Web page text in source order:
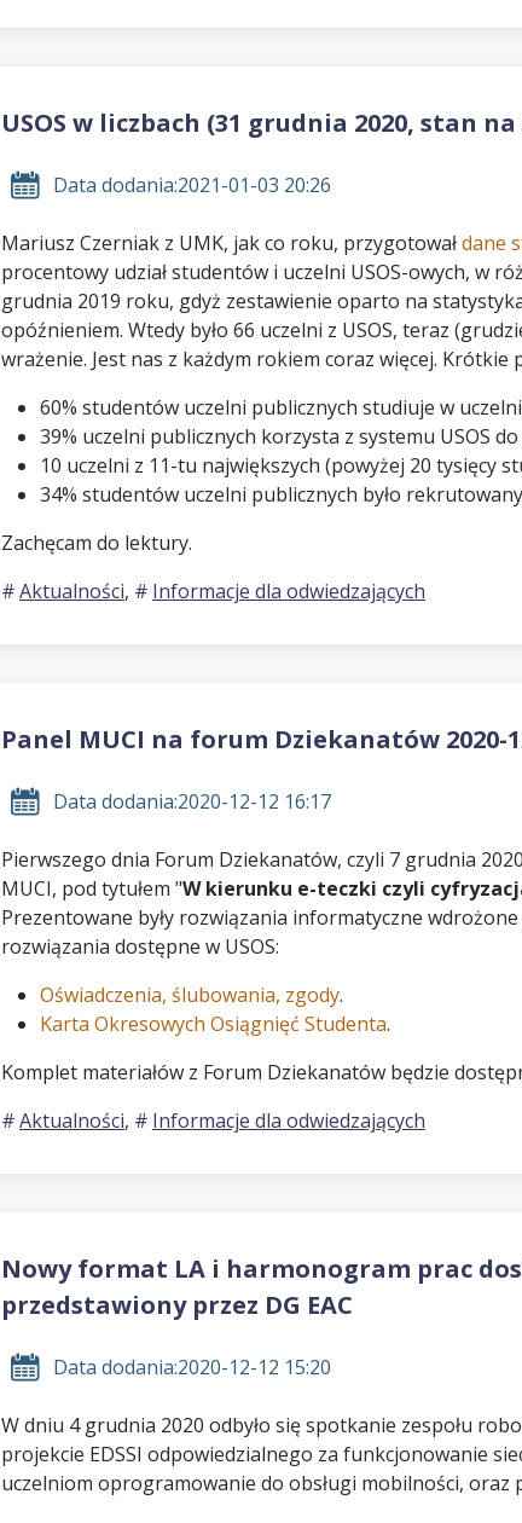
USOS w liczbach (31 grudnia 2020, stan
Data dodania:2021-01-03 20:26
Mariusz Czerniak z UMK, jak co roku, przygotowałdane
procentowy udział studentów i uczelni USOS-owych, w
grudnia 2019 roku, gdyż zestawienie oparto na
opóźnieniem. Wtedy było 66 uczelni z USOS, teraz
wrażenie. Jest nas z każdym rokiem coraz więcej. Krótkie
60% studentów uczelni publicznych studiuje w
39% uczelni publicznych korzysta z systemu USOS
10 uczelni z 11-tu największych (powyżej 20 tysięcy
34% studentów uczelni publicznych było
Zachęcam do lektury.
Aktualności, Informacje dla odwiedzających
Panel MUCI na forum Dziekanatów 2020-
Data dodania:2020-12-12 16:17
Pierwszego dnia Forum Dziekanatów, czyli 7 grudnia
MUCI, pod tytułem "W kierunku e-teczki czyli
Prezentowane były rozwiązania informatyczne
rozwiązania dostępne w USOS:
Oświadczenia, ślubowania, zgody.
Karta Okresowych Osiągnięć Studenta.
Komplet materiałów z Forum Dziekanatów będzie
Aktualności, Informacje dla odwiedzających
Nowy format LA i harmonogram prac
przedstawiony przez DG EAC
Data dodania:2020-12-12 15:20
W dniu 4 grudnia 2020 odbyło się spotkanie zespołu
projekcie EDSSI odpowiedzialnego za funkcjonowanie
uczelniom oprogramowanie do obsługi mobilności, oraz